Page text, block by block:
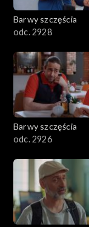
Barwy szczęścia
odc. 2928
Barwy szczęścia
odc. 2926